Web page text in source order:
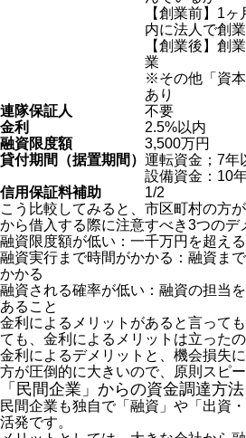
【創業前】1
内に法人で創業
【創業後】創
業
※その他「資
あり
連隊保証人 不要
金利
2.5%以内
融資限度額
3,500万円
貸付期間（据置期間） 運転資金；7年
設備資金：10
信用保証料補助 1/2
こう比較してみると、市区町村の方
から借入する際に注意すべき3つのデ
融資限度額が低い：一千万円を超え
融資実行まで時間がかかる：融資ま
かかる
融資される確率が低い：融資の担当
あること
金利によるメリットがあると言って
ても、金利によるメリットは立ったの
金利によるデメリットと、機会損失
方が圧倒的に大きいので、原則スピ
「民間企業」からの資金調達方法
民間企業も独自で「融資」や「出資
活発です。